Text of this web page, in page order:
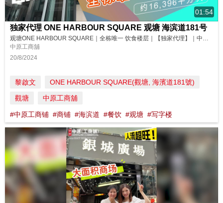
01:54
独家代理 ONE HARBOUR SQUARE 观塘 海滨道181号
观塘ONE HARBOUR SQUARE｜全栋唯一 饮食楼层｜【独家代理】｜中原工商铺 位于观塘临海地段的ONE HARBOUR SQUARE，全栋唯一的饮食楼层连特大平台，绝对适合各类餐饮与宴会场所进驻！想瞧瞧现场环境？马上去片！ 请即联络中原(工商铺)了解更多详情！ 杨小姐 Grace Yeung (E-474908) 9622 3521 📱 https://wa.me/852962...
中原工商舖
20/8/2024
黎啟文
ONE HARBOUR SQUARE(觀塘, 海濱道181號)
觀塘
中原工商舖
#中原工商铺 #商铺 #海滨道 #餐饮 #观塘 #写字楼